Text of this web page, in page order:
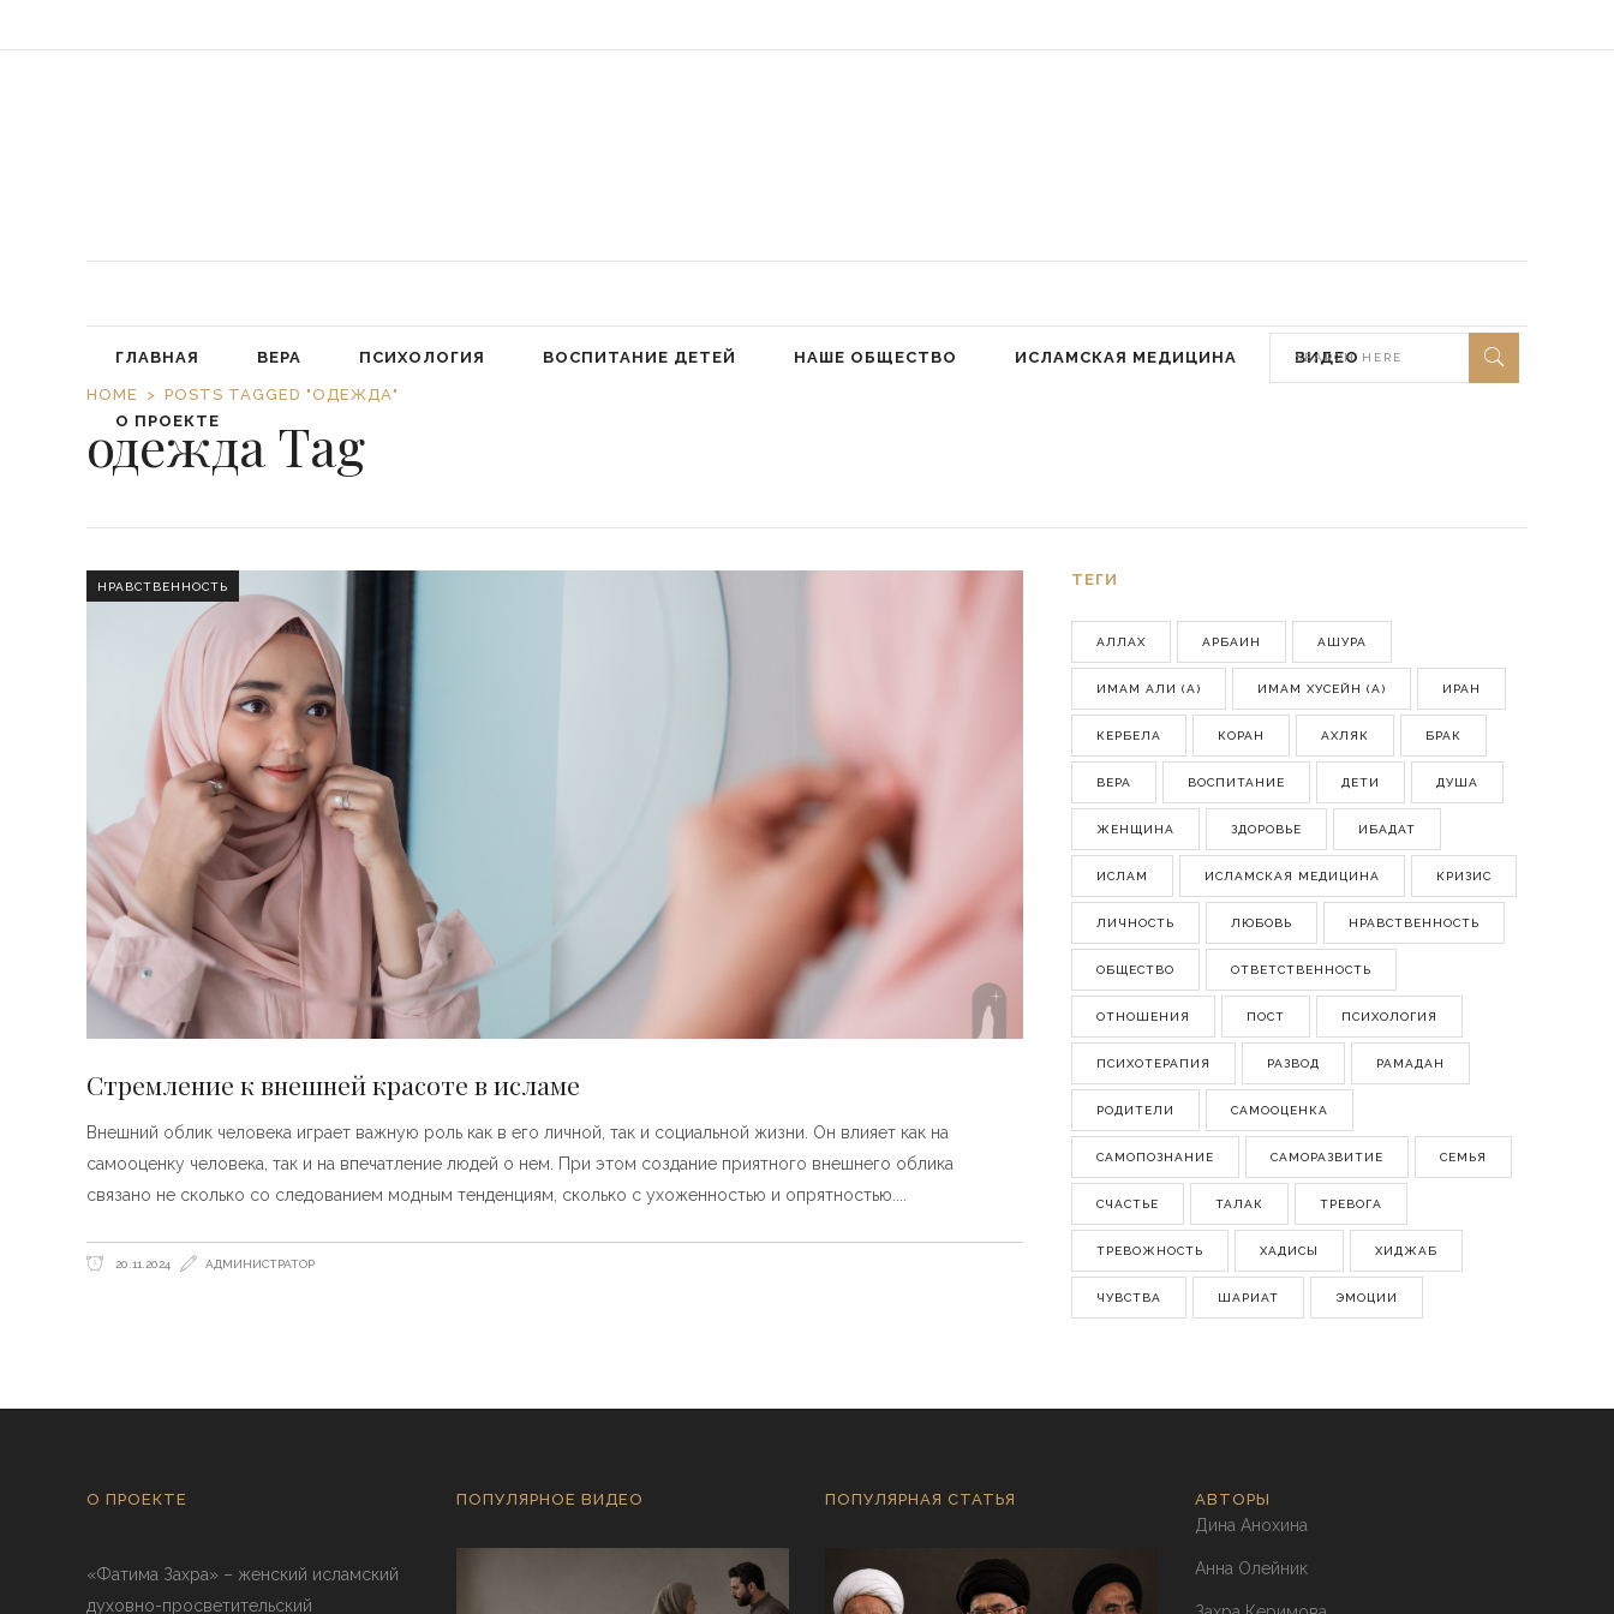
ГЛАВНАЯ ВЕРА ПСИХОЛОГИЯ ВОСПИТАНИЕ ДЕТЕЙ НАШЕ ОБЩЕСТВО ИСЛАМСКАЯ МЕДИЦИНА ВИДЕО
О ПРОЕКТЕ
HOME POSTS TAGGED "ОДЕЖДА"
одежда Tag
НРАВСТВЕННОСТЬ
Стремление к внешней красоте в исламе
Внешний облик человека играет важную роль как в его личной, так и социальной жизни. Он влияет как на
самооценку человека, так и на впечатление людей о нем. При этом создание приятного внешнего облика
связано не сколько со следованием модным тенденциям, сколько с ухоженностью и опрятностью.
20.11.2024 АДМИНИСТРАТОР
ТЕГИ
АЛЛАХ АРБАИН АШУРА
ИМАМ АЛИ (А) ИМАМ ХУСЕЙН (А) ИРАН
КЕРБЕЛА КОРАН АХЛЯК БРАК
ВЕРА ВОСПИТАНИЕ ДЕТИ ДУША
ЖЕНЩИНА ЗДОРОВЬЕ ИБАДАТ
ИСЛАМ ИСЛАМСКАЯ МЕДИЦИНА КРИЗИС
ЛИЧНОСТЬ ЛЮБОВЬ НРАВСТВЕННОСТЬ
ОБЩЕСТВО ОТВЕТСТВЕННОСТЬ
ОТНОШЕНИЯ ПОСТ ПСИХОЛОГИЯ
ПСИХОТЕРАПИЯ РАЗВОД РАМАДАН
РОДИТЕЛИ САМООЦЕНКА
САМОПОЗНАНИЕ САМОРАЗВИТИЕ СЕМЬЯ
СЧАСТЬЕ ТАЛАК ТРЕВОГА
ТРЕВОЖНОСТЬ ХАДИСЫ ХИДЖАБ
ЧУВСТВА ШАРИАТ ЭМОЦИИ
О ПРОЕКТЕ
«Фатима Захра» – женский исламский
духовно-просветительский
ПОПУЛЯРНОЕ ВИДЕО ПОПУЛЯРНАЯ СТАТЬЯ АВТОРЫ
Дина Анохина
Анна Олейник